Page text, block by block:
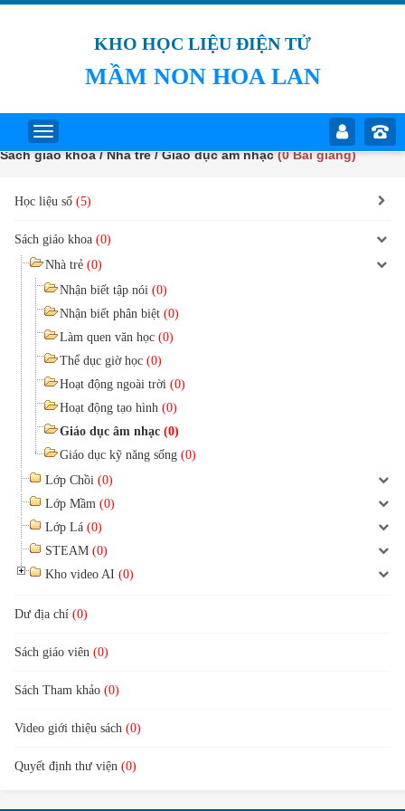
KHO HỌC LIỆU ĐIỆN TỬ
MẦM NON HOA LAN
Sách giáo khoa / Nhà trẻ / Giáo dục âm nhạc(0 Bài giảng)
Học liệu số (5)
Sách giáo khoa (0)
Nhà trẻ (0)
Nhận biết tập nói (0)
Nhận biết phân biệt (0)
Làm quen văn học (0)
Thể dục giờ học (0)
Hoạt động ngoài trời (0)
Hoạt động tạo hình (0)
Giáo dục âm nhạc (0)
Giáo dục kỹ năng sống (0)
Lớp Chồi (0)
Lớp Mầm (0)
Lớp Lá (0)
STEAM (0)
Kho video AI (0)
Dư địa chí (0)
Sách giáo viên (0)
Sách Tham khảo (0)
Video giới thiệu sách (0)
Quyết định thư viện (0)